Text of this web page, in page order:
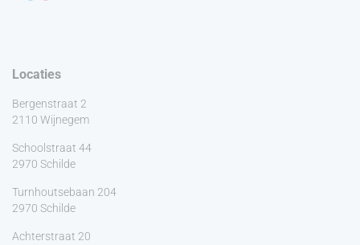
Locaties
Bergenstraat 2
2110 Wijnegem
Schoolstraat 44
2970 Schilde
Turnhoutsebaan 204
2970 Schilde
Achterstraat 20